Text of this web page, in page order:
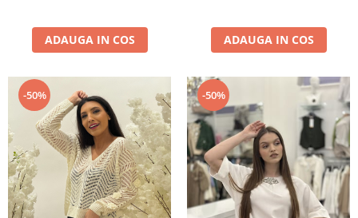
ADAUGA IN COS ADAUGA IN COS
-50% -50%